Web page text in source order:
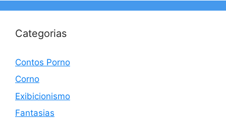
Categorias
Contos Porno
Corno
Exibicionismo
Fantasias